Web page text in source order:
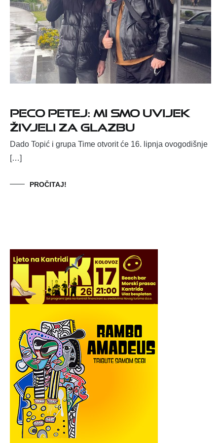
Peco Petej: Mi smo uvijek
živjeli za glazbu
Dado Topić i grupa Time otvorit će 16. lipnja ovogodišnje
[…]
PROČITAJ!